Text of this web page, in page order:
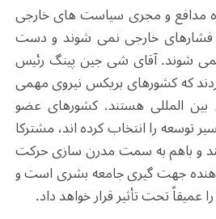
مدافع و مجری سیاست ‌های خارجی
فشارهای خارجی نمی شوند و دست
شوند. آقای شی جین پینگ رئیس
که کشورهای بریکس نیروی مهمی
المللی هستند. کشورهای عضو
توسعه را انتخاب کرده اند، مشترکا
و باهم به سمت مدرن سازی حرکت
جهت گیری جامعه بشری است و
عمیقاً تحت تأثیر قرار خواهد داد.